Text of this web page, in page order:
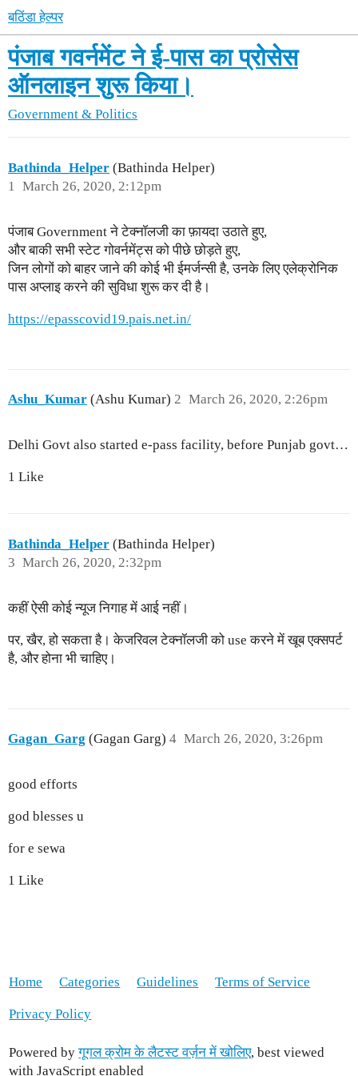
बठिंडा हेल्पर
पंजाब गवर्नमेंट ने ई-पास का प्रोसेस
ऑनलाइन शुरू किया।
Government & Politics
Bathinda_Helper (Bathinda Helper)
March 26, 2020, 2:12pm
1
पंजाब Government ने टेक्नॉलजी का फ़ायदा उठाते हुए,
और बाकी सभी स्टेट गोवर्नमेंट्स को पीछे छोड़ते हुए,
जिन लोगों को बाहर जाने की कोई भी ईमर्जन्सी है, उनके लिए एलेक्रोनिक
पास अप्लाइ करने की सुविधा शुरू कर दी है।
https://epasscovid19.pais.net.in/
Ashu_Kumar (Ashu Kumar) March 26, 2020, 2:26pm
2
Delhi Govt also started e-pass facility, before Punjab govt…
1 Like
Bathinda_Helper (Bathinda Helper)
March 26, 2020, 2:32pm
3
कहीं ऐसी कोई न्यूज निगाह में आई नहीं।
पर, खैर, हो सकता है। केजरिवल टेक्नॉलजी को use करने में खूब एक्सपर्ट
है, और होना भी चाहिए।
Gagan_Garg (Gagan Garg) March 26, 2020, 3:26pm
4
good efforts
god blesses u
for e sewa
1 Like
Home Categories Guidelines Terms of Service
Privacy Policy
Powered byगूगल क्रोम के लैटस्ट वर्ज़न में खोलिए, best viewed
with JavaScript enabled